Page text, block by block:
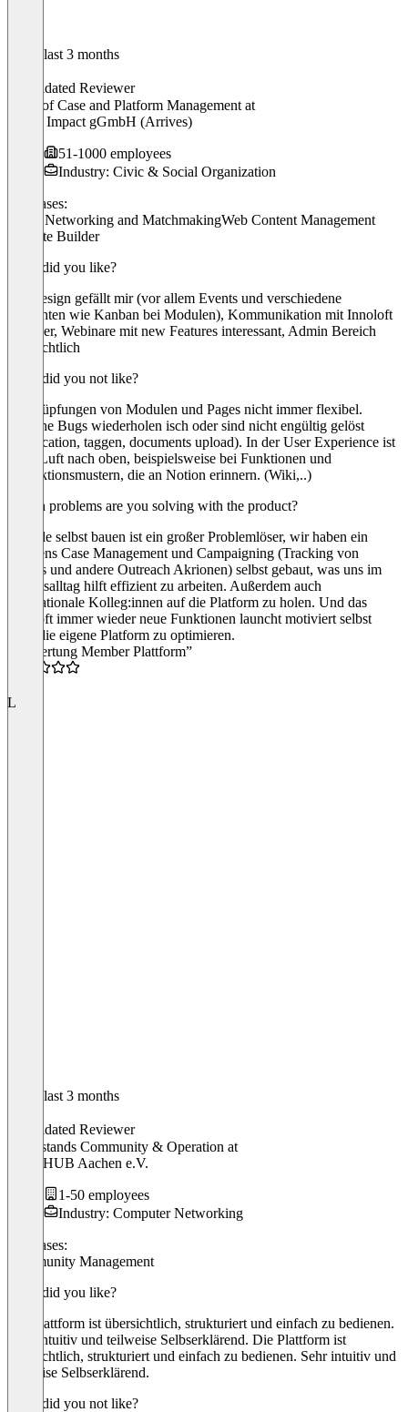
In the last 3 months
Validated Reviewer
Head of Case and Platform Management at
Social Impact gGmbH (Arrives)
51-1000 employees
Industry: Civic & Social Organization
Use cases:
Event Networking and MatchmakingWeb Content Management
Website Builder
What did you like?
Webdesign gefällt mir (vor allem Events und verschiedene
Ansichten wie Kanban bei Modulen), Kommunikation mit Innoloft
ist super, Webinare mit new Features interessant, Admin Bereich
übersichtlich
What did you not like?
Verknüpfungen von Modulen und Pages nicht immer flexibel.
Manche Bugs wiederholen isch oder sind nicht engültig gelöst
(notification, taggen, documents upload). In der User Experience ist
noch Luft nach oben, beispielsweise bei Funktionen und
Interaktionsmustern, die an Notion erinnern. (Wiki,..)
Which problems are you solving with the product?
Module selbst bauen ist ein großer Problemlöser, wir haben ein
eigenens Case Management und Campaigning (Tracking von
Events und andere Outreach Akrionen) selbst gebaut, was uns im
Arbeitsalltag hilft effizient zu arbeiten. Außerdem auch
internationale Kolleg:innen auf die Platform zu holen. Und das
Innoloft immer wieder neue Funktionen launcht motiviert selbst
auch die eigene Platform zu optimieren.
“Bewertung Member Plattform”
L
In the last 3 months
Validated Reviewer
Mittelstands Community & Operation at
digitalHUB Aachen e.V.
1-50 employees
Industry: Computer Networking
Use cases:
Community Management
What did you like?
Die Plattform ist übersichtlich, strukturiert und einfach zu bedienen.
Sehr intuitiv und teilweise Selbserklärend. Die Plattform ist
übersichtlich, strukturiert und einfach zu bedienen. Sehr intuitiv und
teilweise Selbserklärend.
What did you not like?